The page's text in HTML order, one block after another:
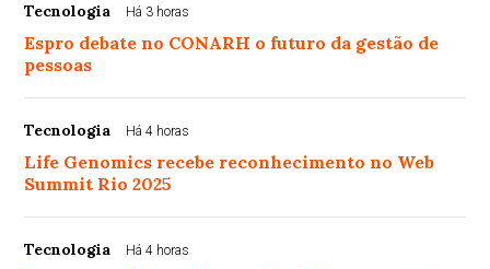
Tecnologia Há 3 horas
Espro debate no CONARH o futuro da gestão de
pessoas
Tecnologia Há 4 horas
Life Genomics recebe reconhecimento no Web
Summit Rio 2025
Tecnologia Há 4 horas